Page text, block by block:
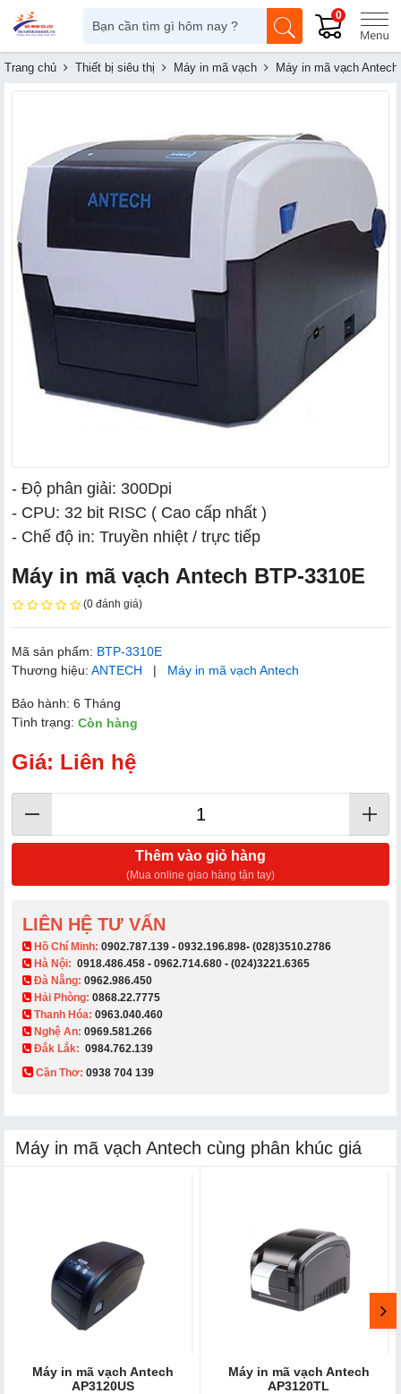
0
Trang chủ Thiết bị siêu thị Máy in mã vạch Máy in mã vạch Antech
- Độ phân giải: 300Dpi
- CPU: 32 bit RISC ( Cao cấp nhất )
- Chế độ in: Truyền nhiệt / trực tiếp
Máy in mã vạch Antech BTP-3310E
(0 đánh giá)
Mã sản phẩm: BTP-3310E
Thương hiệu: ANTECH | Máy in mã vạch Antech
Bảo hành: 6 Tháng
Tình trạng: Còn hàng
Giá: Liên hệ
Thêm vào giỏ hàng
(Mua online giao hàng tận tay)
LIÊN HỆ TƯ VẤN
​ Hồ Chí Minh: 0902.787.139 - 0932.196.898- (028)3510.2786
Hà Nội: 0918.486.458 - 0962.714.680 - (024)3221.6365
Đà Nẵng: 0962.986.450
Hải Phòng: 0868.22.7775
Thanh Hóa: 0963.040.460
Nghệ An: 0969.581.266
Đắk Lắk: 0984.762.139
Cần Thơ: 0938 704 139​
Máy in mã vạch Antech cùng phân khúc giá
Máy in mã vạch Antech
AP3120US
Máy in mã vạch Antech
AP3120TL